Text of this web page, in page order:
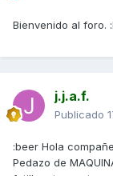
Bienvenido al foro.
j.j.a.f.
Publicado
:beer Hola
Pedazo de